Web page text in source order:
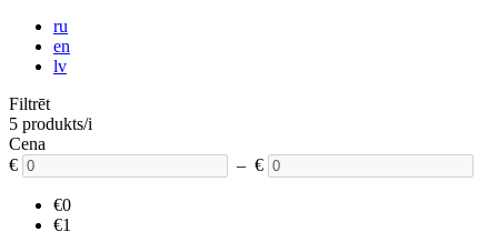
ru
en
lv
Filtrēt
5 produkts/i
Cena
€
– €
€0
€1